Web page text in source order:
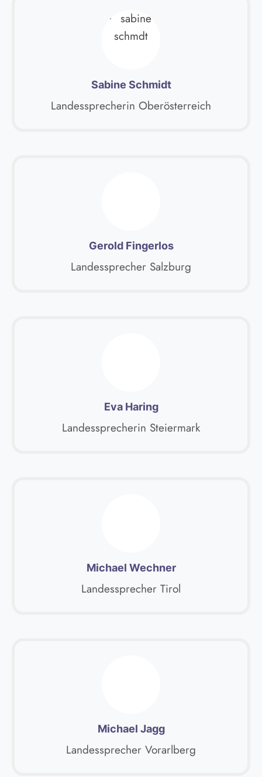
Sabine Schmidt
Landessprecherin Oberösterreich
Gerold Fingerlos
Landessprecher Salzburg
Eva Haring
Landessprecherin Steiermark
Michael Wechner
Landessprecher Tirol
Michael Jagg
Landessprecher Vorarlberg